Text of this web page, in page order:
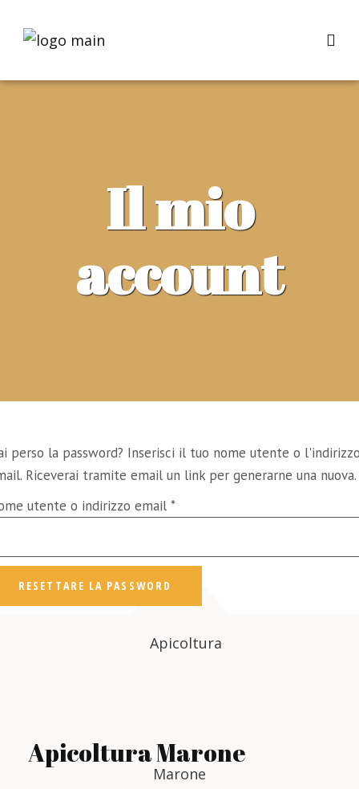
Il mio
account
perso la password? Inserisci il tuo nome utente o
Riceverai tramite email un link per generarne una nuova.
utente o indirizzo email *Richiesto
RESETTARE LA PASSWORD
Apicoltura Marone